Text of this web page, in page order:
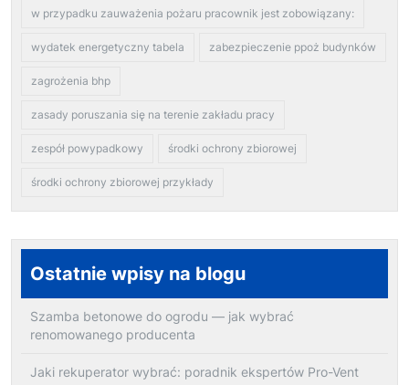
w przypadku zauważenia pożaru pracownik jest zobowiązany:
wydatek energetyczny tabela zabezpieczenie ppoż budynków
zagrożenia bhp
zasady poruszania się na terenie zakładu pracy
zespół powypadkowy środki ochrony zbiorowej
środki ochrony zbiorowej przykłady
Ostatnie wpisy na blogu
Szamba betonowe do ogrodu — jak wybrać
renomowanego producenta
Jaki rekuperator wybrać: poradnik ekspertów Pro-Vent